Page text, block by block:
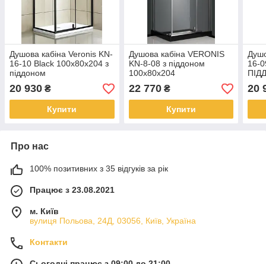
Душова кабіна Veronis KN-
16-10 Black 100х80х204 з
піддоном
20 930 ₴
Купити
Душова кабіна VERONIS
KN-8-08 з піддоном
100х80х204
22 770₴
Купити
16-
20
Про нас
100% позитивних з 35 відгуків за рік
Працює з 23.08.2021
м. Київ
вулиця Польова, 24Д, 03056, Київ, Україна
Контакти